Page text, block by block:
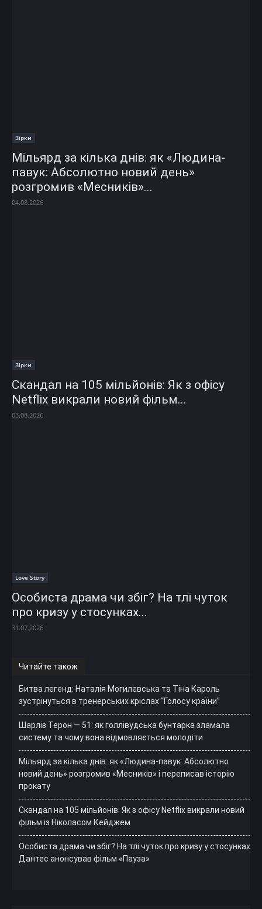
Зірки
Мільярд за кілька днів: як «Людина-
павук: Абсолютно новий день»
розгромив «Месників»...
04.08.2026
Зірки
Скандал на 105 мільйонів: Як з офісу
Netflix викрали новий фільм...
03.08.2026
Love Story
Особиста драма чи збіг? На тлі чуток
про кризу у стосунках...
31.07.2026
Читайте також
Битва легенд: Наталія Могилевська та Тіна Кароль
зустрінуться в тренерських кріслах “Голосу країни”
Шарліз Терон — 51: як голлівудська бунтарка зламала
систему та чому вона відмовляється молодіти
Мільярд за кілька днів: як «Людина-павук: Абсолютно
новий день» розгромив «Месників» і переписав історію
прокату
Скандал на 105 мільйонів: Як з офісу Netflix викрали новий
фільм із Ніколасом Кейджем
Особиста драма чи збіг? На тлі чуток про кризу у стосунках
Дантес анонсував фільм «Пауза»